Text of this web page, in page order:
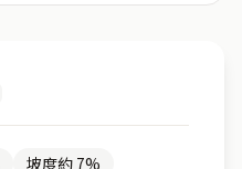
坡度約 7%